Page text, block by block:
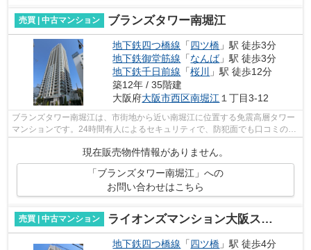
売買 | 中古マンション ブランズタワー南堀江
地下鉄四つ橋線 「四ツ橋 」駅 徒歩3分
地下鉄御堂筋線 「なんば」駅 徒歩3分
地下鉄千日前線 「桜川
」駅 徒歩12分
築12年 / 35階建
大阪府大阪市西区南堀江１丁目3-12
ブランズタワー南堀江は、市街地から近い南堀江に位置する免震高層タワー
マンションです。24時間有人によるセキュリティで、防犯面でも口コミの評
現在販売物件情報がありません。
「ブランズタワー南堀江」への
お問い合わせはこちら
売買 | 中古マンション ライオンズマンション大阪スカイタワー
地下鉄四つ橋線 「四ツ橋 」駅 徒歩4分